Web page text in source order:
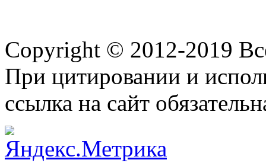
Copyright © 2012-2019
При цитировании и
ссылка на сайт